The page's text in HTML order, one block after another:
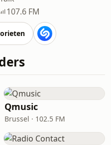
107.6 FM
Qmusic
Brussel · 102.5 FM